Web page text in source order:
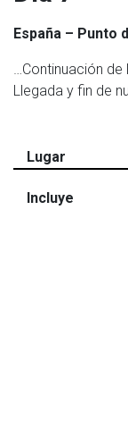
España – Punto
…Continuación de
Llegada y fin de
Lugar
Incluye